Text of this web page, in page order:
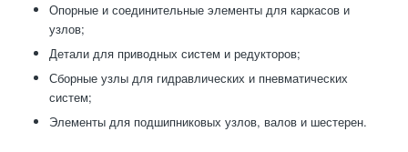
Опорные и соединительные элементы для каркасов и
узлов;
Детали для приводных систем и редукторов;
Сборные узлы для гидравлических и пневматических
систем;
Элементы для подшипниковых узлов, валов и шестерен.